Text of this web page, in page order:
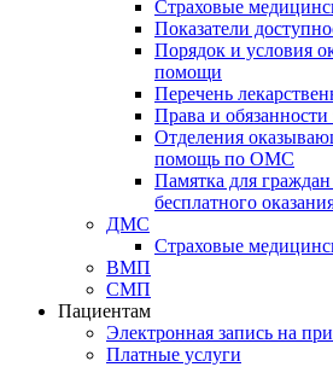
Страховые
Показатели
Порядок и условия
помощи
Перечень
Права и
Отделения
помощь по ОМС
Памятка для граждан
бесплатного
ДМС
Страховые
ВМП
СМП
Пациентам
Электронная запись на
Платные услуги